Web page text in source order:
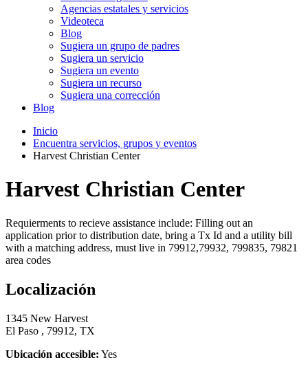
Agencias estatales y servicios
Videoteca
Blog
Sugiera un grupo de padres
Sugiera un servicio
Sugiera un evento
Sugiera un recurso
Sugiera una corrección
Blog
Inicio
Encuentra servicios, grupos y eventos
Harvest Christian Center
Harvest Christian Center
Requierments to recieve assistance include: Filling out an
application prior to distribution date, bring a Tx Id and a utility bill
with a matching address, must live in 79912,79932, 799835, 79821
area codes
Localización
1345 New Harvest
El Paso , 79912, TX
Ubicación accesible: Yes